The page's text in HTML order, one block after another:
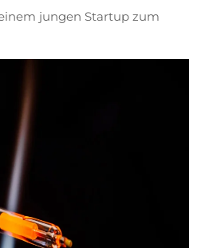
jungen Startup zum